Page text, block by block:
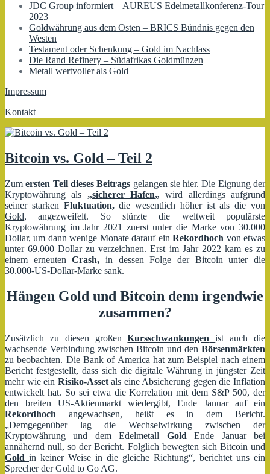
JDC Group informiert – AUREUS Edelmetallkonferenz-Tour
2023
Goldwährung aus dem Osten – BRICS Bündnis gegen den
Westen
Testament oder Schenkung – Gold im Nachlass
Die Rand Refinery – Südafrikas Goldmünzen
Metall wertvoller als Gold
Impressum
Kontakt
Bitcoin vs. Gold – Teil 2
Zumersten Teil dieses Beitrags gelangen siehier. Die Eignung der
Kryptowährung als „sicherer Hafen„ wird allerdings aufgrund
seiner starken Fluktuation,die wesentlich höher ist als die von
Gold, angezweifelt. So stürzte die weltweit populärste
Kryptowährung im Jahr 2021 zuerst unter die Marke von 30.000
Dollar, um dann wenige Monate darauf einRekordhoch von etwas
unter 69.000 Dollar zu verzeichnen. Erst im Jahr 2022 kam es zu
einem erneutenCrash, in dessen Folge der Bitcoin unter die
30.000-US-Dollar-Marke sank.
Hängen Gold und Bitcoin denn irgendwie
zusammen?
Zusätzlich zu diesen großenKursschwankungen
ist auch die
wachsende Verbindung zwischen Bitcoin und den Börsenmärkten
zu beobachten. Die Bank of America hat zum Beispiel nach einem
Bericht festgestellt, dass sich die digitale Währung in jüngster Zeit
mehr wie ein Risiko-Assetals eine Absicherung gegen die Inflation
entwickelt hat. So sei etwa die Korrelation mit dem S&P 500, der
den breiten US-Aktienmarkt wiedergibt, Ende Januar auf ein
Rekordhoch angewachsen, heißt es in dem Bericht.
„Demgegenüber lag die Wechselwirkung zwischen der
Kryptowährung und dem Edelmetall Gold Ende Januar bei
annähernd null, so der Bericht. Folglich bewegten sich Bitcoin und
Gold in keiner Weise in die gleiche Richtung“, berichtet uns ein
Sprecher der Gold to Go AG.